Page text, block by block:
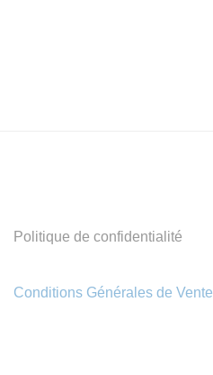
Politique de confidentialité
Conditions Générales de Vente